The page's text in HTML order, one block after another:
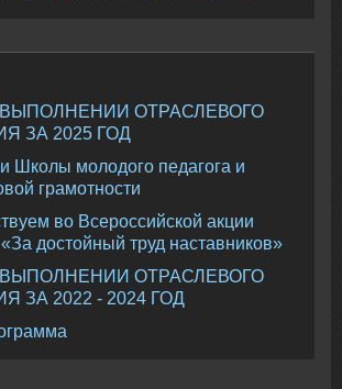
ОТРАСЛЕВОГО
ЗА 2025 ГОД
Школы молодого педагога и
грамотности
во Всероссийской акции
достойный труд наставников»
ОТРАСЛЕВОГО
ЗА 2022 - 2024 ГОД